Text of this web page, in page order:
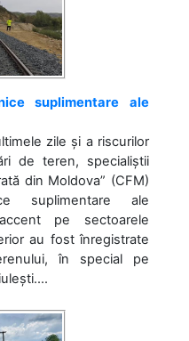
suplimentare ale
zile și a riscurilor
de teren, specialiștii
din Moldova” (CFM)
suplimentare ale
pe sectoarele
au fost înregistrate
în special pe